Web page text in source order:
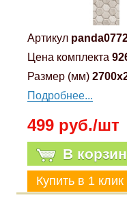
Артикул
Цена комплекта
Размер (мм)
Подробнее...
499 руб./шт
В